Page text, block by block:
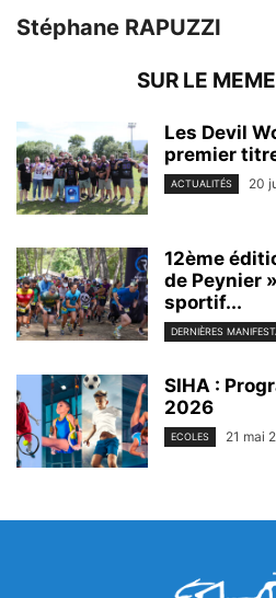
Stéphane RAPUZZI
SUR LE
Les Devil
premier
ACTUALITÉS 20
12ème
de Peynier
sportif...
DERNIÈRES
SIHA :
2026
ECOLES 21 mai